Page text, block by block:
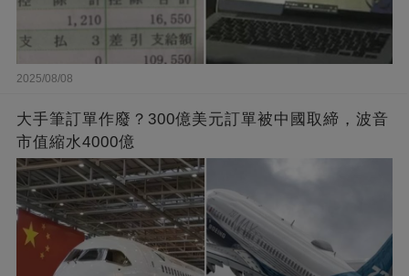
2025/08/08
大手筆訂單作廢？300億美元訂單被中國取締，波音
市值縮水4000億